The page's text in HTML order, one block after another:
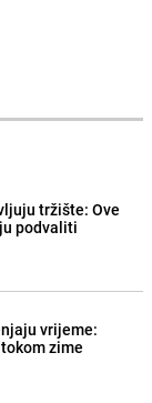
tržište: Ove
podvaliti
vrijeme:
zime